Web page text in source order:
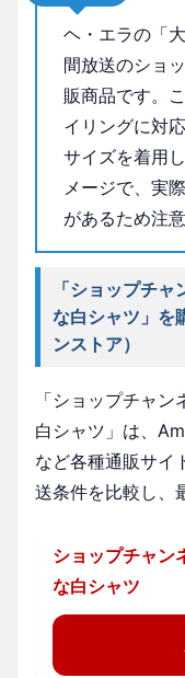
ヘ・エラの「
間放送のショ
販商品です。
イリングに対
サイズを着用
メージで、実
があるため注
「ショップチ
な白シャツ」を
ンストア）
「ショップチャ
白シャツ」は、
など各種通販サイ
送条件を比較し、
ショップチャ
な白シャツ